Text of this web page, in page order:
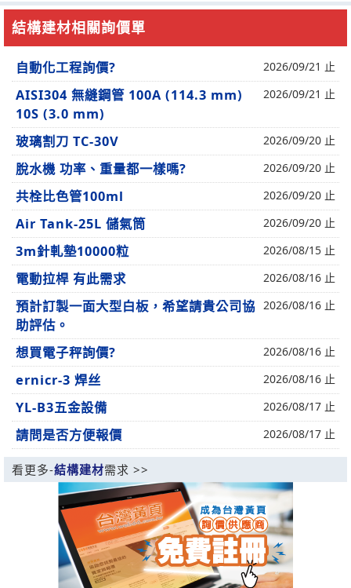
結構建材相關詢價單
自動化工程詢價? 2026/09/21 止
AISI304 無縫鋼管 100A (114.3 mm)
10S (3.0 mm)
2026/09/21 止
玻璃割刀 TC-30V 2026/09/20 止
脫水機 功率、重量都一樣嗎? 2026/09/20 止
共栓比色管100ml 2026/09/20 止
Air Tank-25L 儲氣筒 2026/09/20 止
3m針軋墊10000粒 2026/08/15 止
電動拉桿 有此需求 2026/08/16 止
預計訂製一面大型白板，希望請貴公司協
助評估。
2026/08/16 止
想買電子秤詢價? 2026/08/16 止
ernicr-3 焊丝 2026/08/16 止
YL-B3五金設備 2026/08/17 止
請問是否方便報價 2026/08/17 止
看更多-結構建材需求 >>